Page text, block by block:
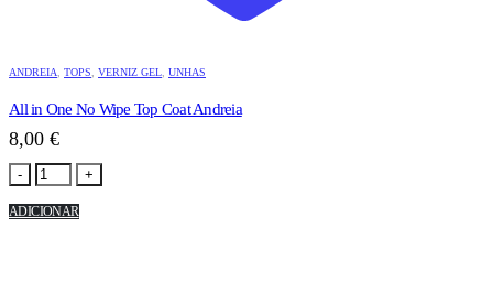
ANDREIA TOPS VERNIZ GEL UNHAS
All in One No Wipe Top Coat Andreia
8,00 €
- +
ADICIONAR